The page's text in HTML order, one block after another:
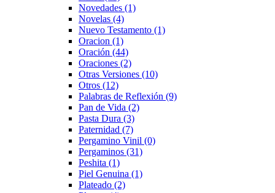
Novedades (1)
Novelas (4)
Nuevo Testamento (1)
Oracion (1)
Oración (44)
Oraciones (2)
Otras Versiones (10)
Otros (12)
Palabras de Reflexión (9)
Pan de Vida (2)
Pasta Dura (3)
Paternidad (7)
Pergamino Vinil (0)
Pergaminos (31)
Peshita (1)
Piel Genuina (1)
Plateado (2)